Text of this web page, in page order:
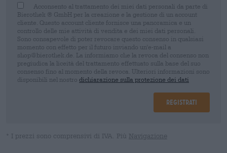
Acconsento al trattamento dei miei dati personali da parte di
Bierothek ® GmbH per la creazione e la gestione di un account
cliente. Questo account cliente fornisce una panoramica e un
controllo delle mie attività di vendita e dei miei dati personali.
Sono consapevole di poter revocare questo consenso in qualsiasi
momento con effetto per il futuro inviando un'e-mail a
shop@bierothek.de. La informiamo che la revoca del consenso non
pregiudica la liceità del trattamento effettuato sulla base del suo
consenso fino al momento della revoca. Ulteriori informazioni sono
disponibili nel nostro dichiarazione sulla protezione dei dati
Registrati
* I prezzi sono comprensivi di IVA. Più Navigazione